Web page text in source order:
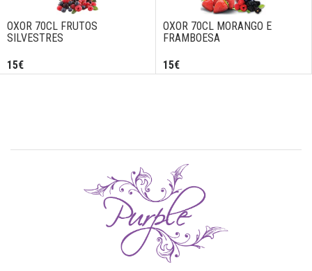
OXOR 70CL FRUTOS
SILVESTRES
15€
OXOR 70CL MORANGO E
FRAMBOESA
15€